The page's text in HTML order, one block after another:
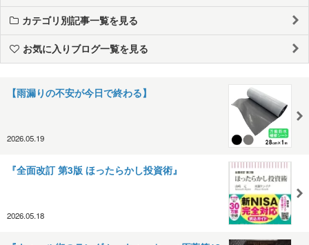
カテゴリ別記事一覧を見る
お気に入りブログ一覧を見る
【雨漏りの不安が今日で終わる】
2026.05.19
『全面改訂 第3版 ほったらかし投資術』
2026.05.18